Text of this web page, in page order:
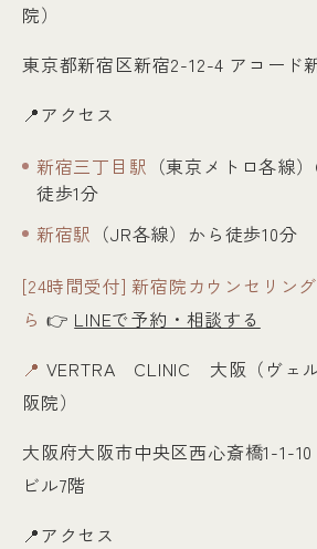
院）
東京都新宿区新宿2-12-4 アコード
📍アクセス
新宿三丁目駅 （東京メトロ各線
徒歩1分
新宿駅 （JR各線）から徒歩10分
[24時間受付] 新宿院カウンセリン
ら 👉 LINEで予約・相談する
📍 VERTRA CLINIC 大阪（ヴェ
阪院）
大阪府大阪市中央区西心斎橋1-1-
ビル7階
📍アクセス